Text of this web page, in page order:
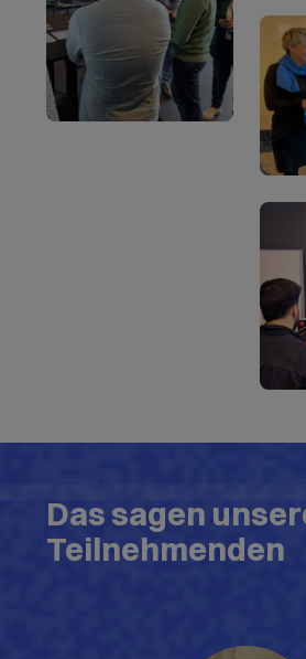
nutzen – und das mit viel
Experimentierfreude und
ordentlichen Portion Spaß!"
Praxisbeispiel:
Aareon, einer der führenden
die europäische
entwickelten wir die ImmPulse KI-